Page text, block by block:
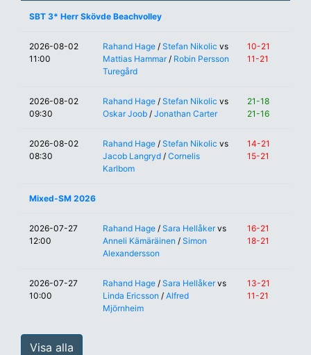
SBT 3* Herr Skövde Beachvolley
2026-08-02
11:00
Rahand Hage / Stefan Nikolic vs
Mattias Hammar/ Robin Persson
Turegård
10-21
11-21
2026-08-02
09:30
Rahand Hage / Stefan Nikolic vs
Oskar Joob / Jonathan Carter
21-18
21-16
2026-08-02
08:30
Rahand Hage / Stefan Nikolic vs
Jacob Langryd / Cornelis
Karlbom
14-21
15-21
Mixed-SM 2026
2026-07-27
12:00
Rahand Hage / Sara Hellåkervs
Anneli Kämäräinen / Simon
Alexandersson
16-21
18-21
2026-07-27
10:00
Rahand Hage / Sara Hellåkervs
Linda Ericsson / Alfred
Mjörnheim
13-21
11-21
Visa alla